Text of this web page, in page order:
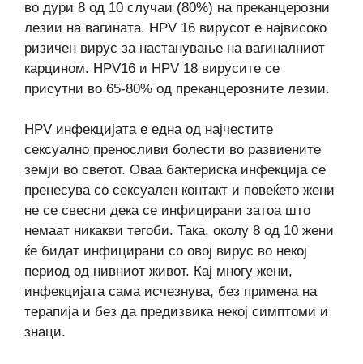
во дури 8 од 10 случаи (80%) на преканцерозни
лезии на вагината. HPV 16 вирусот е највисоко
ризичен вирус за настанување на вагиналниот
карцином. HPV16 и HPV 18 вирусите се
присутни во 65-80% од преканцерозните лезии.
HPV инфекцијата е една од најчестите
сексуално преносливи болести во развиените
земји во светот. Оваа бактериска инфекција се
пренесува со сексуален контакт и повеќето жени
не се свесни дека се инфицирани затоа што
немаат никакви тегоби. Така, околу 8 од 10 жени
ќе бидат инфицирани со овој вирус во некој
период од нивниот живот. Кај многу жени,
инфекцијата сама исчезнува, без примена на
терапија и без да предизвика некој симптоми и
знаци.